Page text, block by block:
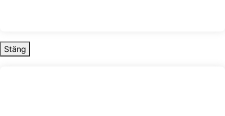
Stäng